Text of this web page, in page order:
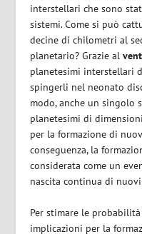
interstellari che sono
sistemi. Come si può
decine di chilometri al
planetario? Grazie al
planetesimi interstellari
spingerli nel neonato
modo, anche un singolo
planetesimi di
per la formazione di
conseguenza, la
considerata come un
nascita continua di
Per stimare le
implicazioni per la